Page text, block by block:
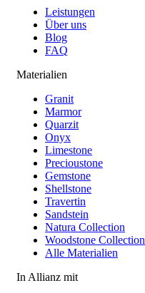
Leistungen
Über uns
Blog
FAQ
Materialien
Granit
Marmor
Quarzit
Onyx
Limestone
Precioustone
Gemstone
Shellstone
Travertin
Sandstein
Natura Collection
Woodstone Collection
Alle Materialien
In Allianz mit